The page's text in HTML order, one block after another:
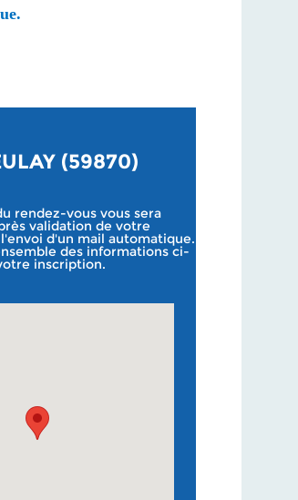
.
(59870)
rendez-vous vous sera
validation de votre
d'un mail automatique.
des informations ci-
inscription.